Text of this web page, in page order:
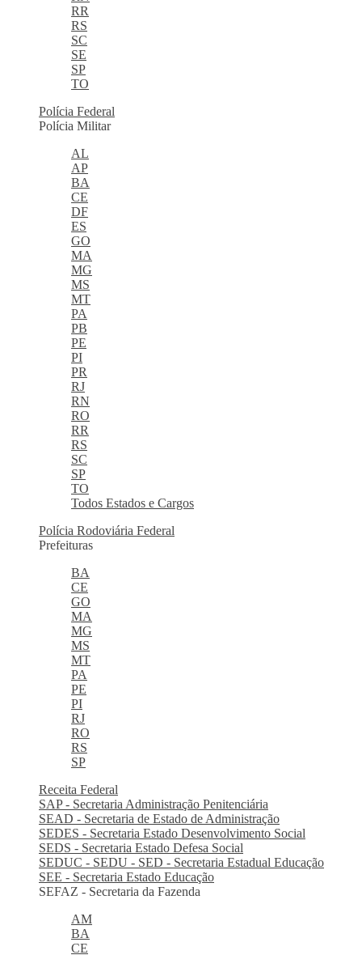
RR
RS
SC
SE
SP
TO
Polícia Federal
Polícia Militar
AL
AP
BA
CE
DF
ES
GO
MA
MG
MS
MT
PA
PB
PE
PI
PR
RJ
RN
RO
RR
RS
SC
SP
TO
Todos Estados e Cargos
Polícia Rodoviária Federal
Prefeituras
BA
CE
GO
MA
MG
MS
MT
PA
PE
PI
RJ
RO
RS
SP
Receita Federal
SAP - Secretaria Administração Penitenciária
SEAD - Secretaria de Estado de Administração
SEDES - Secretaria Estado Desenvolvimento Social
SEDS - Secretaria Estado Defesa Social
SEDUC - SEDU - SED - Secretaria Estadual Educação
SEE - Secretaria Estado Educação
SEFAZ - Secretaria da Fazenda
AM
BA
CE